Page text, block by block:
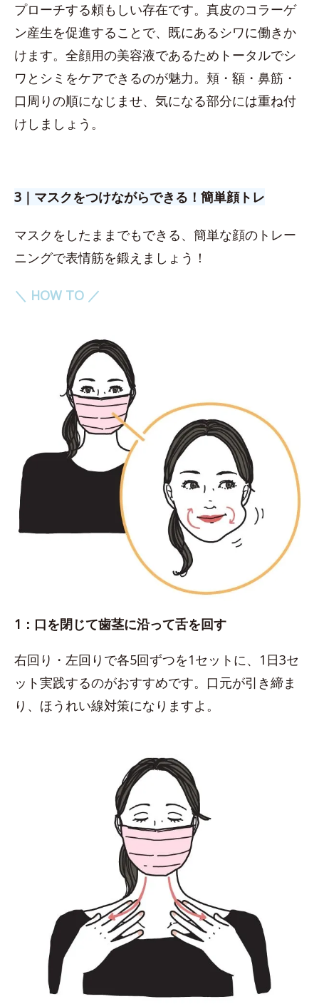
プローチする頼もしい存在です。真皮のコラーゲ
ン産生を促進することで、既にあるシワに働きか
けます。全顔用の美容液であるためトータルでシ
ワとシミをケアできるのが魅力。頬・額・鼻筋・
口周りの順になじませ、気になる部分には重ね付
けしましょう。
3｜マスクをつけながらできる！簡単顔トレ
マスクをしたままでもできる、簡単な顔のトレー
ニングで表情筋を鍛えましょう！
＼ HOW TO ／
1：口を閉じて歯茎に沿って舌を回す
右回り・左回りで各5回ずつを1セットに、1日3セ
ット実践するのがおすすめです。口元が引き締ま
り、ほうれい線対策になりますよ。